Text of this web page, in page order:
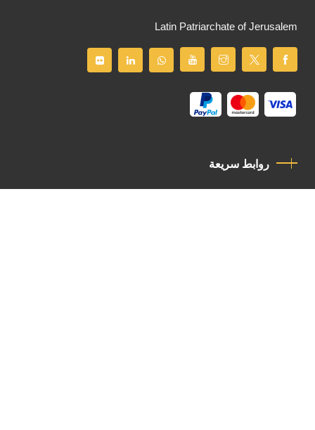
Latin Patriarchate of Jerusalem
روابط سريعة